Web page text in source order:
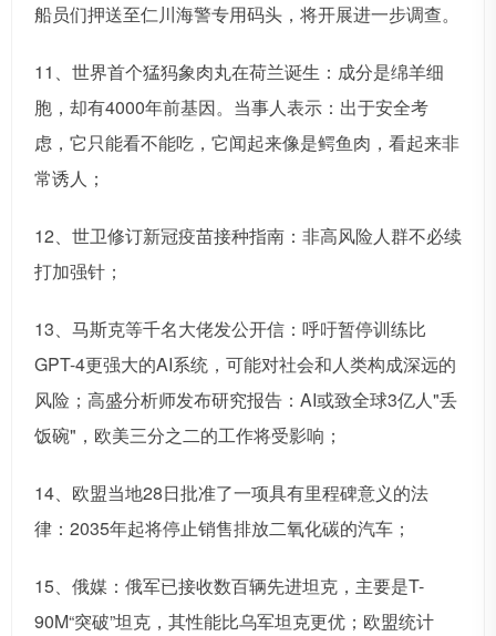
船员们押送至仁川海警专用码头，将开展进一步调查。
11、世界首个猛犸象肉丸在荷兰诞生：成分是绵羊细
胞，却有4000年前基因。当事人表示：出于安全考
虑，它只能看不能吃，它闻起来像是鳄鱼肉，看起来非
常诱人；
12、世卫修订新冠疫苗接种指南：非高风险人群不必续
打加强针；
13、马斯克等千名大佬发公开信：呼吁暂停训练比
GPT-4更强大的AI系统，可能对社会和人类构成深远的
风险；高盛分析师发布研究报告：AI或致全球3亿人"丢
饭碗"，欧美三分之二的工作将受影响；
14、欧盟当地28日批准了一项具有里程碑意义的法
律：2035年起将停止销售排放二氧化碳的汽车；
15、俄媒：俄军已接收数百辆先进坦克，主要是T-
90M“突破”坦克，其性能比乌军坦克更优；欧盟统计